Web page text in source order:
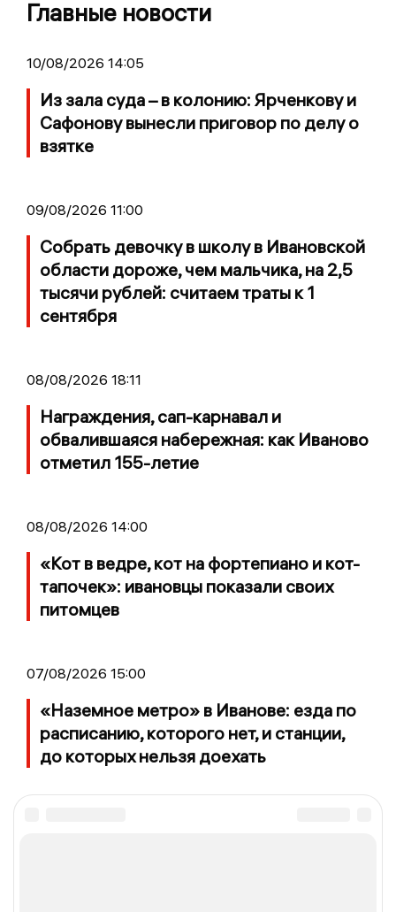
Главные новости
10/08/2026 14:05
Из зала суда – в колонию: Ярченкову и
Сафонову вынесли приговор по делу о
взятке
09/08/2026 11:00
Собрать девочку в школу в Ивановской
области дороже, чем мальчика, на 2,5
тысячи рублей: считаем траты к 1
сентября
08/08/2026 18:11
Награждения, сап-карнавал и
обвалившаяся набережная: как Иваново
отметил 155-летие
08/08/2026 14:00
«Кот в ведре, кот на фортепиано и кот-
тапочек»: ивановцы показали своих
питомцев
07/08/2026 15:00
«Наземное метро» в Иванове: езда по
расписанию, которого нет, и станции,
до которых нельзя доехать